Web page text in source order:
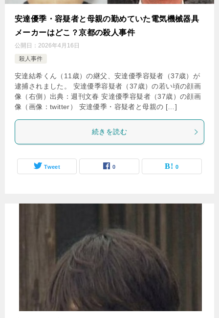
安達優季・容疑者と母親の勤めていた電気機械器具
メーカーはどこ？京都の殺人事件
公開日： 2026年4月16日
殺人事件
安達結希くん（11歳）の継父、安達優季容疑者（37歳）が
逮捕されました。 安達優季容疑者（37歳）の若い頃の顔画
像（右側）出典：週刊文春 安達優季容疑者（37歳）の顔画
像（画像：twitter） 安達優季・容疑者と母親の […]
続きを読む
Tweet 0 0